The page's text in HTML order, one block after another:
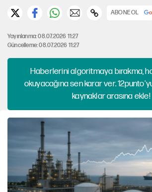
ABONE OL
Yayınlanma: 08.07.2026 11:27
Güncelleme: 08.07.2026 11:27
Haberlerini algoritmaya bırakma,
okuyacağına sen karar ver.
kaynaklar arasına ekle!